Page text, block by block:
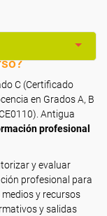
C (Certificado
en Grados A, B
Antigua
profesional
y evaluar
profesional para
y recursos
y salidas